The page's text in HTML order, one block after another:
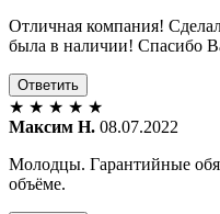
Отличная компания!
была в наличии! Спасибо
Ответить
★ ★ ★ ★ ★
Максим Н. 08.07.2022
Молодцы. Гарантийные
объёме.